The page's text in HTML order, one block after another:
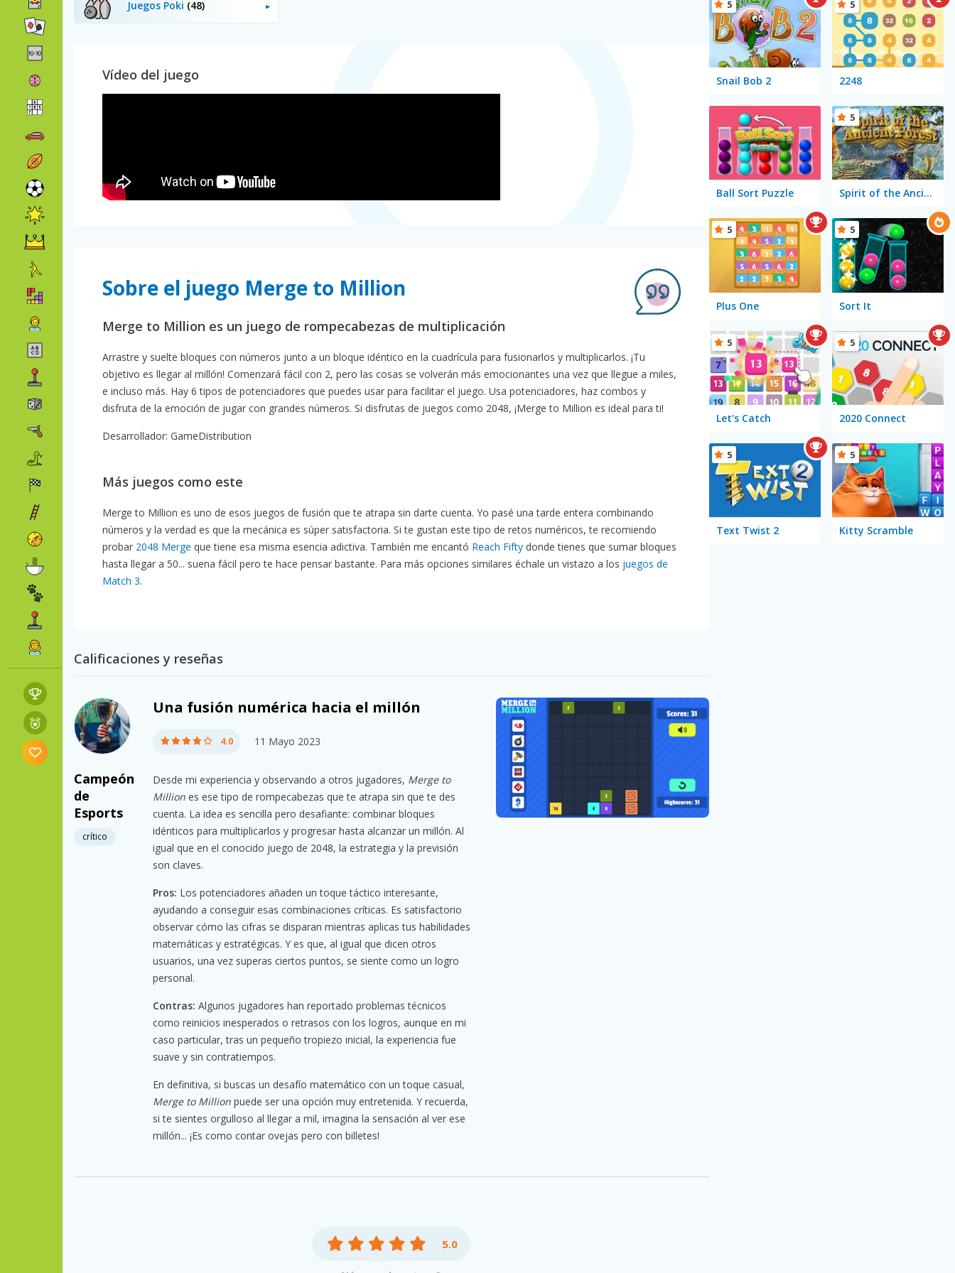
Juegos Poki (48)
Vídeo del juego
Sobre el juego Merge to Million
Merge to Million es un juego de rompecabezas de multiplicación
Arrastre y suelte bloques con números junto a un bloque idéntico en la cuadrícula para fusionarlos y multiplicarlos. ¡Tu
objetivo es llegar al millón! Comenzará fácil con 2, pero las cosas se volverán más emocionantes una vez que llegue a miles,
e incluso más. Hay 6 tipos de potenciadores que puedes usar para facilitar el juego. Usa potenciadores, haz combos y
disfruta de la emoción de jugar con grandes números. Si disfrutas de juegos como 2048, ¡Merge to Million es ideal para ti!
Desarrollador: GameDistribution
Más juegos como este
Merge to Million es uno de esos juegos de fusión que te atrapa sin darte cuenta. Yo pasé una tarde entera combinando
números y la verdad es que la mecánica es súper satisfactoria. Si te gustan este tipo de retos numéricos, te recomiendo
probar 2048 Merge que tiene esa misma esencia adictiva. También me encantó Reach Fifty donde tienes que sumar bloques
hasta llegar a 50... suena fácil pero te hace pensar bastante. Para más opciones similares échale un vistazo a los juegos de
Match 3.
Calificaciones y reseñas
Campeón
de
Esports
crítico
Una fusión numérica hacia el millón
4.0 11 Mayo 2023
Desde mi experiencia y observando a otros jugadores, Merge to
Million es ese tipo de rompecabezas que te atrapa sin que te des
cuenta. La idea es sencilla pero desafiante: combinar bloques
idénticos para multiplicarlos y progresar hasta alcanzar un millón. Al
igual que en el conocido juego de 2048, la estrategia y la previsión
son claves.
Pros: Los potenciadores añaden un toque táctico interesante,
ayudando a conseguir esas combinaciones críticas. Es satisfactorio
observar cómo las cifras se disparan mientras aplicas tus habilidades
matemáticas y estratégicas. Y es que, al igual que dicen otros
usuarios, una vez superas ciertos puntos, se siente como un logro
personal.
Contras: Algunos jugadores han reportado problemas técnicos
como reinicios inesperados o retrasos con los logros, aunque en mi
caso particular, tras un pequeño tropiezo inicial, la experiencia fue
suave y sin contratiempos.
En definitiva, si buscas un desafío matemático con un toque casual,
Merge to Million puede ser una opción muy entretenida. Y recuerda,
si te sientes orgulloso al llegar a mil, imagina la sensación al ver ese
millón... ¡Es como contar ovejas pero con billetes!
5.0
Snail Bob 2
5
2248
5
Ball Sort Puzzle Spirit of the Ancient Forest
5
Plus One
5
Sort It
5
Let's Catch
5
2020 Connect
5
Text Twist 2
5
Kitty Scramble
5